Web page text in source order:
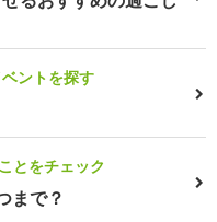
ントを探す
とをチェック
まで？